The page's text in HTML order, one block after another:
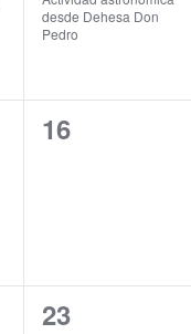
desde Dehesa Don
Pedro
0
16
0
23